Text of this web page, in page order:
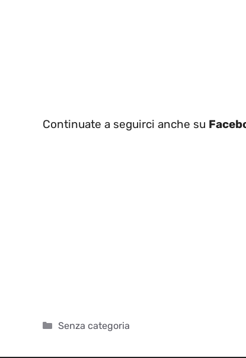
Continuate a seguirci anche su
Categorie
Senza categoria